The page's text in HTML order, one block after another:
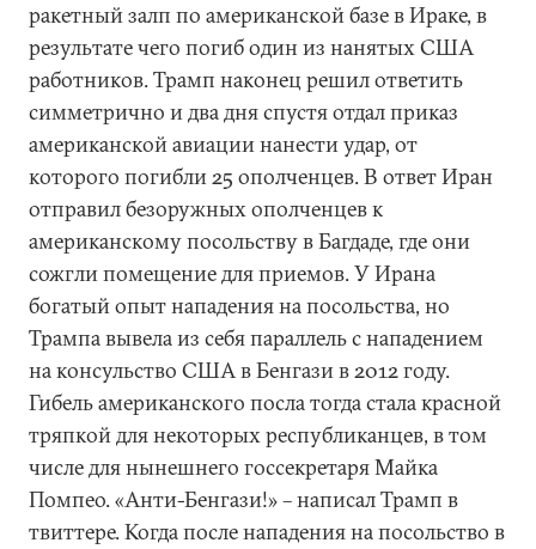
ракетный залп по американской базе в Ираке, в
результате чего погиб один из нанятых США
работников. Трамп наконец решил ответить
симметрично и два дня спустя отдал приказ
американской авиации нанести удар, от
которого погибли 25 ополченцев. В ответ Иран
отправил безоружных ополченцев к
американскому посольству в Багдаде, где они
сожгли помещение для приемов. У Ирана
богатый опыт нападения на посольства, но
Трампа вывела из себя параллель с нападением
на консульство США в Бенгази в 2012 году.
Гибель американского посла тогда стала красной
тряпкой для некоторых республиканцев, в том
числе для нынешнего госсекретаря Майка
Помпео. «Анти-Бенгази!» – написал Трамп в
твиттере. Когда после нападения на посольство в